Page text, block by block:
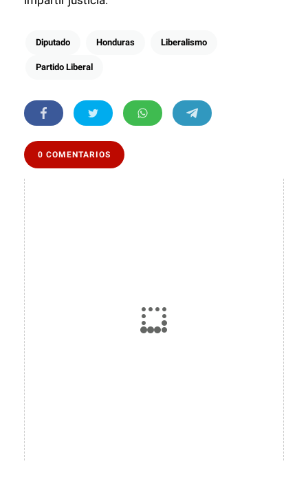
Diputado Honduras Liberalismo
Partido Liberal
0 COMENTARIOS